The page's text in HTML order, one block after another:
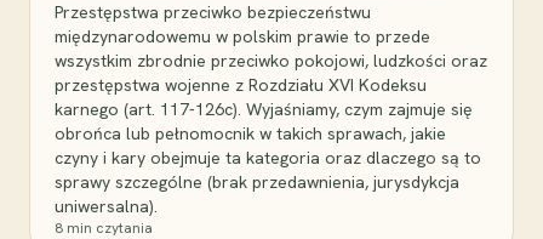
Przestępstwa przeciwko bezpieczeństwu
międzynarodowemu w polskim prawie to przede
wszystkim zbrodnie przeciwko pokojowi, ludzkości oraz
przestępstwa wojenne z Rozdziału XVI Kodeksu
karnego (art. 117-126c). Wyjaśniamy, czym zajmuje się
obrońca lub pełnomocnik w takich sprawach, jakie
czyny i kary obejmuje ta kategoria oraz dlaczego są to
sprawy szczególne (brak przedawnienia, jurysdykcja
uniwersalna).
8 min czytania